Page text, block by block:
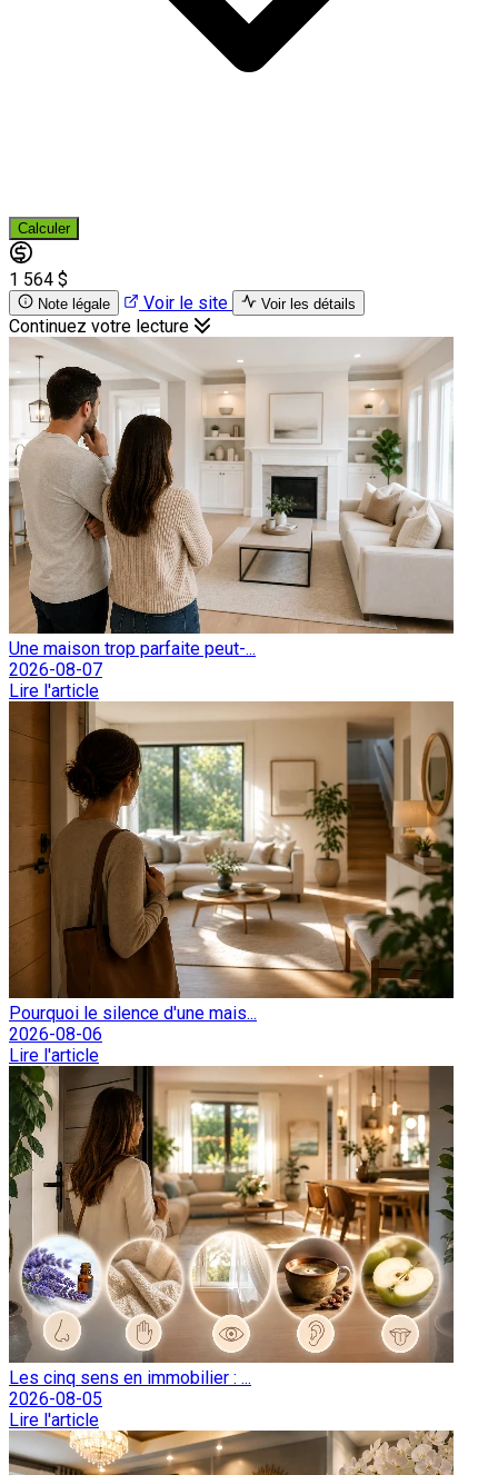
Calculer
1 564 $
Note légale Voir le site Voir les détails
Continuez votre lecture
Une maison trop parfaite peut-...
2026-08-07
Lire l'article
Pourquoi le silence d'une mais...
2026-08-06
Lire l'article
Les cinq sens en immobilier : ...
2026-08-05
Lire l'article